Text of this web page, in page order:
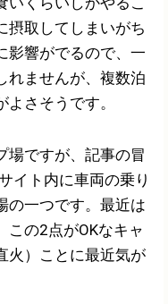
摂取してしまいがち
影響がでるので、一
れませんが、複数泊
さそうです。
場ですが、記事の冒
イト内に車両の乗り
の一つです。最近は
この2点がOKなキャ
火）ことに最近気が